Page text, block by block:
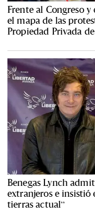
Frente al Congreso
el mapa de las
Propiedad Privada
Benegas Lynch
extranjeros e insistió
tierras actual”